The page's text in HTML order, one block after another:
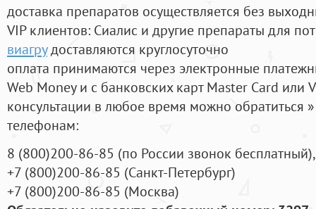
доставка препаратов осуществляется без
VIP клиентов: Сиалис и другие препараты для
виагрудоставляются круглосуточно
оплата принимаются через электронные
Web Money и с банковских карт Master Card или
консультации в любое время можно обратиться
телефонам:
8 (800)200-86-85 (по России звонок бесплатный),
+7 (800)200-86-85 (Санкт-Петербург)
+7 (800)200-86-85 (Москва)